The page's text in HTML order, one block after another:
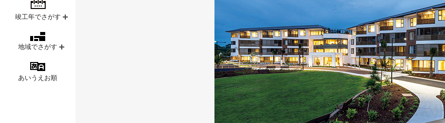
竣工年でさがす
地域でさがす
あいうえお順